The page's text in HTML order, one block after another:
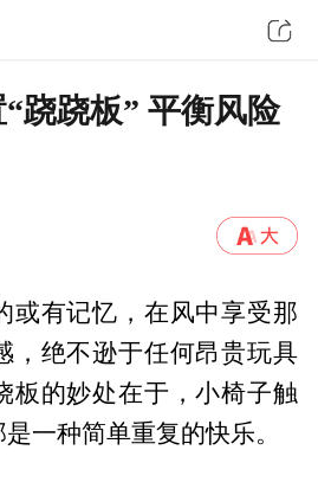
跷跷板” 平衡风险
或有记忆，在风中享受那
，绝不逊于任何昂贵玩具
板的妙处在于，小椅子触
一种简单重复的快乐。